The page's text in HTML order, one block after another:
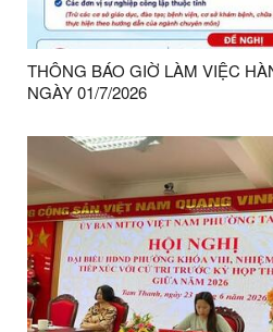
THÔNG BÁO GIỜ LÀM VIỆC
NGÀY 01/7/2026